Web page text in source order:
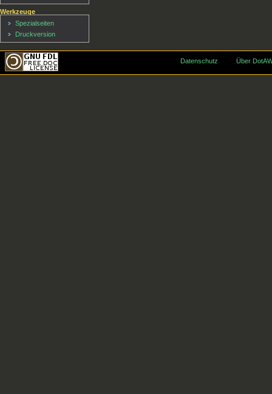
Werkzeuge
Spezialseiten
Druckversion
Datenschutz Über